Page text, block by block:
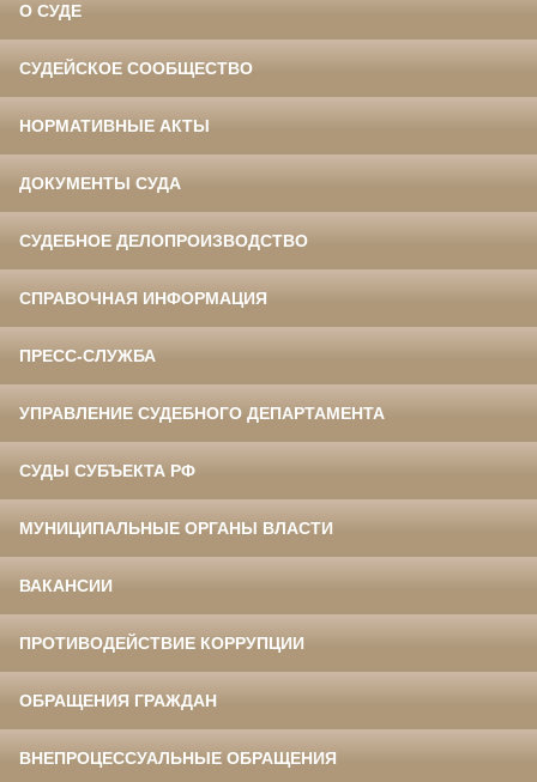
О СУДЕ
СУДЕЙСКОЕ СООБЩЕСТВО
НОРМАТИВНЫЕ АКТЫ
ДОКУМЕНТЫ СУДА
СУДЕБНОЕ ДЕЛОПРОИЗВОДСТВО
СПРАВОЧНАЯ ИНФОРМАЦИЯ
ПРЕСС-СЛУЖБА
УПРАВЛЕНИЕ СУДЕБНОГО ДЕПАРТАМЕНТА
СУДЫ СУБЪЕКТА РФ
МУНИЦИПАЛЬНЫЕ ОРГАНЫ ВЛАСТИ
ВАКАНСИИ
ПРОТИВОДЕЙСТВИЕ КОРРУПЦИИ
ОБРАЩЕНИЯ ГРАЖДАН
ВНЕПРОЦЕССУАЛЬНЫЕ ОБРАЩЕНИЯ